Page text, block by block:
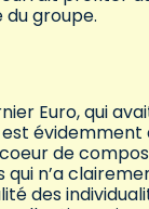
du groupe.
Euro, qui
de
n’a
des